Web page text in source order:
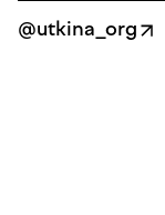
@utkina_org